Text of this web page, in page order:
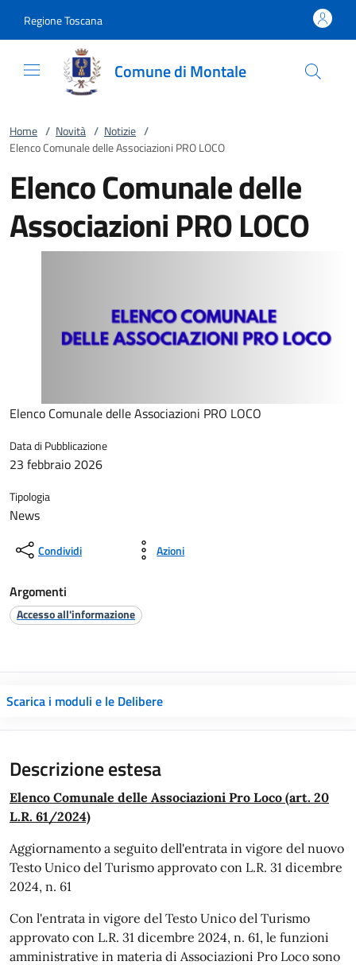
Regione Toscana
Comune di Montale
Home / Novità / Notizie /
Elenco Comunale delle Associazioni PRO LOCO
Elenco Comunale delle
Associazioni PRO LOCO
Elenco Comunale delle Associazioni PRO LOCO
Data di Pubblicazione
23 febbraio 2026
Tipologia
News
Condividi Azioni
Argomenti
Accesso all'informazione
Scarica i moduli e le Delibere
Descrizione estesa
Elenco Comunale delle Associazioni Pro Loco (art. 20
L.R. 61/2024)
Aggiornamento a seguito dell'entrata in vigore del nuovo
Testo Unico del Turismo approvato con L.R. 31 dicembre
2024, n. 61
Con l'entrata in vigore del Testo Unico del Turismo
approvato con L.R. 31 dicembre 2024, n. 61, le funzioni
amministrative in materia di Associazioni Pro Loco sono